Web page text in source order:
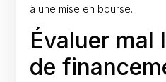
à une mise en bourse.
Évaluer mal
de